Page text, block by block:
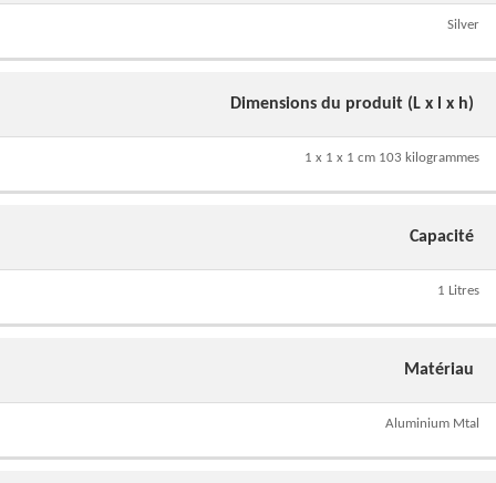
Silver
Dimensions du produit (L x l x h)
1 x 1 x 1 cm 103 kilogrammes
Capacité
1 Litres
Matériau
Aluminium Mtal